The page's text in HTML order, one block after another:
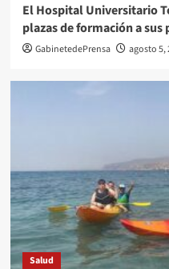
El Hospital Universitario
plazas de formación a
GabinetedePrensa agosto 5,
Salud